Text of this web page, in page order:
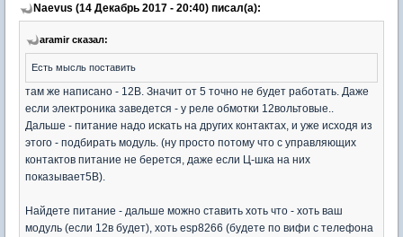
Naevus (14 Декабрь 2017 - 20:40) писал(а):
aramir сказал:
Есть мысль поставить
там же написано - 12В. Значит от 5 точно не будет работать. Даже
если электроника заведется - у реле обмотки 12вольтовые..
Дальше - питание надо искать на других контактах, и уже исходя из
этого - подбирать модуль. (ну просто потому что с управляющих
контактов питание не берется, даже если Ц-шка на них
показывает5В).
Найдете питание - дальше можно ставить хоть что - хоть ваш
модуль (если 12в будет), хоть esp8266 (будете по вифи с телефона